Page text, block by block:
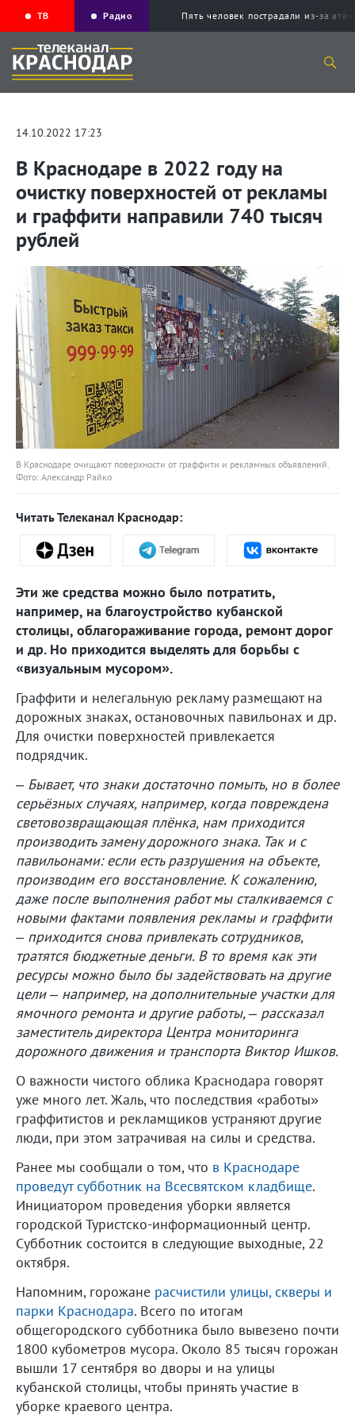
ТВ Радио Пять человек пострадали из-за
14.10.2022 17:23
В Краснодаре в 2022 году на
очистку поверхностей от рекламы
и граффити направили 740 тысяч
рублей
В Краснодаре очищают поверхности от граффити и рекламных объявлений.
Фото: Александр Райко
Читать Телеканал Краснодар:
Эти же средства можно было потратить,
например, на благоустройство кубанской
столицы, облагораживание города, ремонт дорог
и др. Но приходится выделять для борьбы с
«визуальным мусором».
Граффити и нелегальную рекламу размещают на
дорожных знаках, остановочных павильонах и др.
Для очистки поверхностей привлекается
подрядчик.
– Бывает, что знаки достаточно помыть, но в более
серьёзных случаях, например, когда повреждена
световозвращающая плёнка, нам приходится
производить замену дорожного знака. Так и с
павильонами: если есть разрушения на объекте,
производим его восстановление. К сожалению,
даже после выполнения работ мы сталкиваемся с
новыми фактами появления рекламы и граффити
– приходится снова привлекать сотрудников,
тратятся бюджетные деньги. В то время как эти
ресурсы можно было бы задействовать на другие
цели – например, на дополнительные участки для
ямочного ремонта и другие работы, – рассказал
заместитель директора Центра мониторинга
дорожного движения и транспорта Виктор Ишков.
О важности чистого облика Краснодара говорят
уже много лет. Жаль, что последствия «работы»
граффитистов и рекламщиков устраняют другие
люди, при этом затрачивая на силы и средства.
Ранее мы сообщали о том, что в Краснодаре
проведут субботник на Всесвятском кладбище.
Инициатором проведения уборки является
городской Туристско-информационный центр.
Субботник состоится в следующие выходные, 22
октября.
Напомним, горожане расчистили улицы, скверы и
парки Краснодара. Всего по итогам
общегородского субботника было вывезено почти
1800 кубометров мусора. Около 85 тысяч горожан
вышли 17 сентября во дворы и на улицы
кубанской столицы, чтобы принять участие в
уборке краевого центра.